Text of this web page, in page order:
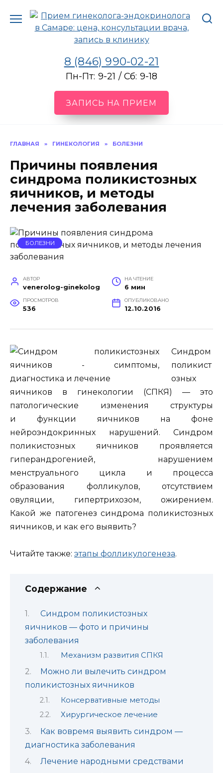
содержанию
8 (846) 990-02-21
Пн-Пт: 9-21 / Сб: 9-18
ЗАПИСЬ НА ПРИЕМ
ГЛАВНАЯ » ГИНЕКОЛОГИЯ » БОЛЕЗНИ
Причины появления
синдрома поликистозных
яичников, и методы
лечения заболевания
БОЛЕЗНИ
АВТОР
venerolog-ginekolog
НА ЧТЕНИЕ
6 мин
ПРОСМОТРОВ
536
ОПУБЛИКОВАНО
12.10.2016
Синдром
поликист
озных
яичников в гинекологии (СПКЯ) — это
патологические изменения структуры
и функции яичников на фоне
нейроэндокринных нарушений. Синдром
поликистозных яичников проявляется
гиперандрогенией, нарушением
менструального цикла и процесса
образования фолликулов, отсутствием
овуляции, гипертрихозом, ожирением.
Какой же патогенез синдрома поликистозных
яичников, и как его выявить?
Читайте также: этапы фолликулогенеза.
Содержание
Синдром поликистозных
яичников — фото и причины
заболевания
Механизм развития СПКЯ
Можно ли вылечить синдром
поликистозных яичников
Консервативные методы
Хирургическое лечение
Как вовремя выявить синдром —
диагностика заболевания
Лечение народными средствами